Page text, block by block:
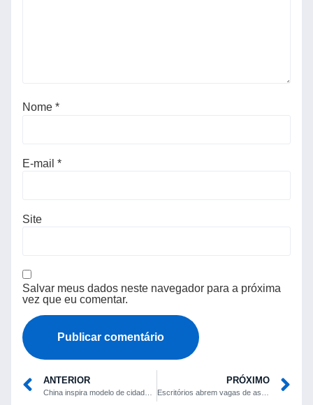
Nome *
E-mail *
Site
Salvar meus dados neste navegador para a próxima
vez que eu comentar.
ANTERIOR PRÓXIMO